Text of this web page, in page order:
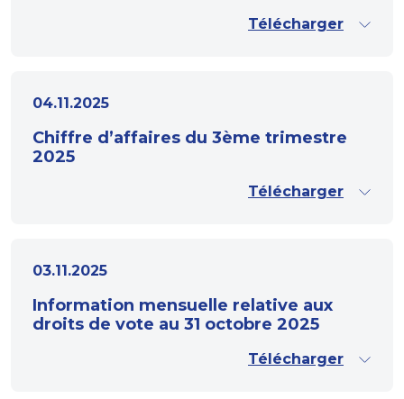
Télécharger
04.11.2025
Chiffre d’affaires du 3ème trimestre
2025
Télécharger
03.11.2025
Information mensuelle relative aux
droits de vote au 31 octobre 2025
Télécharger